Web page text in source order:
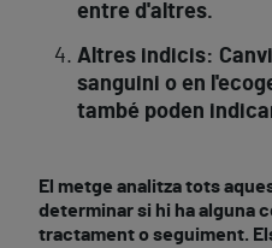
entre d'altres.
Altres indicis:
sanguini o en
també poden
El metge analitza tots
determinar si hi ha alguna
tractament o seguiment.